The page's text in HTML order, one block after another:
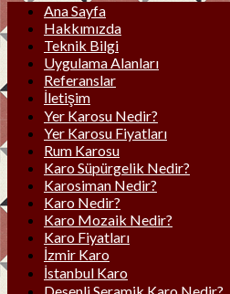
Ana Sayfa
Hakkımızda
Teknik Bilgi
Uygulama Alanları
Referanslar
İletişim
Yer Karosu Nedir?
Yer Karosu Fiyatları
Rum Karosu
Karo Süpürgelik Nedir?
Karosiman Nedir?
Karo Nedir?
Karo Mozaik Nedir?
Karo Fiyatları
İzmir Karo
İstanbul Karo
Desenli Seramik Karo Nedir?